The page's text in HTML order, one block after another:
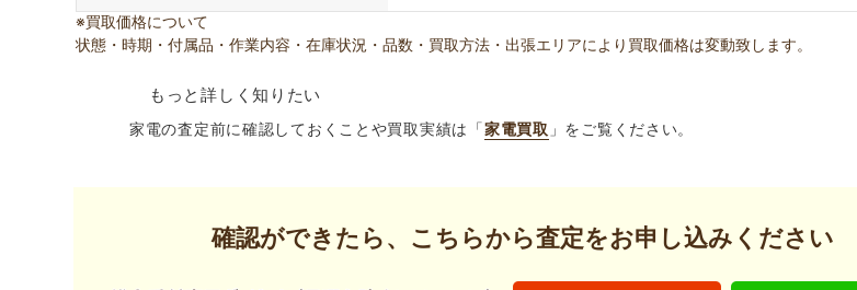
※買取価格について
状態・時期・付属品・作業内容・在庫状況・品数・買取方法・出張エリアにより買取価格は変動致します。
もっと詳しく知りたい
家電の査定前に確認しておくことや買取実績は「 家電買取 」をご覧ください。
確認ができたら、こちらから査定をお申し込みください